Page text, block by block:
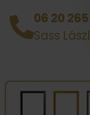
06 20
Sass